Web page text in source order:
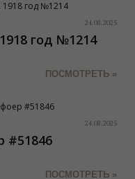
24.08.2025
год №1214
ПОСМОТРЕТЬ »
24.08.2025
#51846
ПОСМОТРЕТЬ »